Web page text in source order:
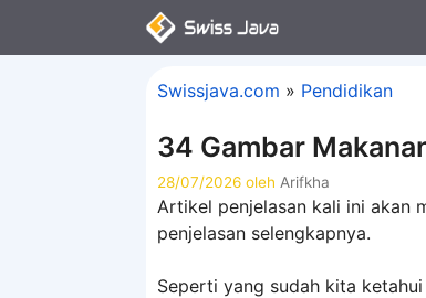
Swissjava.com » Pendidikan
34 Gambar
28/07/2026 oleh Arifkha
Artikel penjelasan kali ini akan
penjelasan selengkapnya.
Seperti yang sudah kita